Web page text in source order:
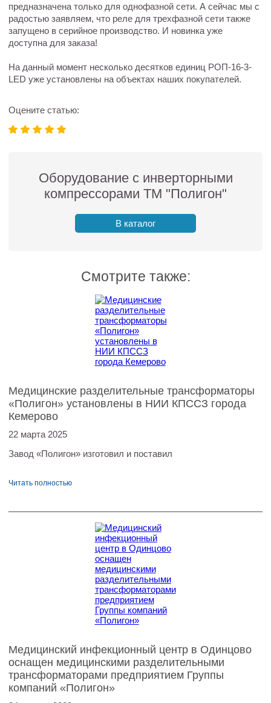
предназначена только для однофазной сети. А сейчас мы с
радостью заявляем, что реле для трехфазной сети также
запущено в серийное производство. И новинка уже
доступна для заказа!
На данный момент несколько десятков единиц РОП-16-3-
LED уже установлены на объектах наших покупателей.
Оцените статью:
Оборудование с инверторными
компрессорами ТМ "Полигон"
В каталог
Смотрите также:
Медицинские разделительные трансформаторы
«Полигон» установлены в НИИ КПССЗ города
Кемерово
22 марта 2025
Завод «Полигон» изготовил и поставил
Читать полностью
Медицинский инфекционный центр в Одинцово
оснащен медицинскими разделительными
трансформаторами предприятием Группы
компаний «Полигон»